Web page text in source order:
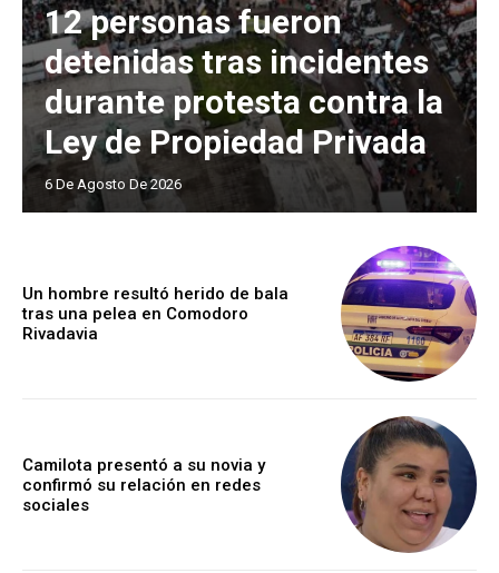
12 personas fueron
detenidas tras incidentes
durante protesta contra la
Ley de Propiedad Privada
6 De Agosto De 2026
Un hombre resultó herido de bala
tras una pelea en Comodoro
Rivadavia
Camilota presentó a su novia y
confirmó su relación en redes
sociales